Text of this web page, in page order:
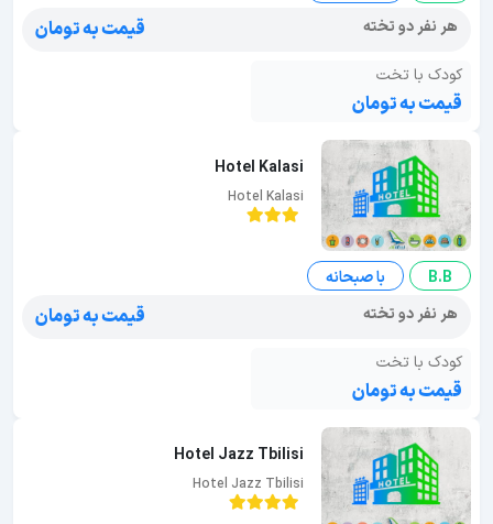
هر نفر دو تخته
قیمت به تومان
کودک با تخت
قیمت به تومان
Hotel Kalasi
Hotel Kalasi
B.B
با صبحانه
هر نفر دو تخته
قیمت به تومان
کودک با تخت
قیمت به تومان
Hotel Jazz Tbilisi
Hotel Jazz Tbilisi